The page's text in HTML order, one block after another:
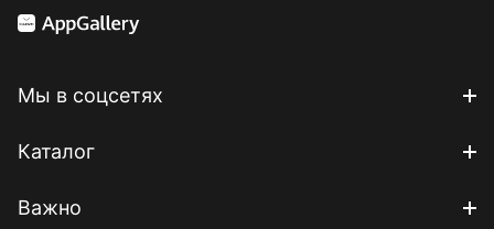
Мы в соцсетях
Каталог
Важно